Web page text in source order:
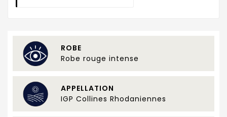
ROBE
Robe rouge intense
APPELLATION
IGP Collines Rhodaniennes